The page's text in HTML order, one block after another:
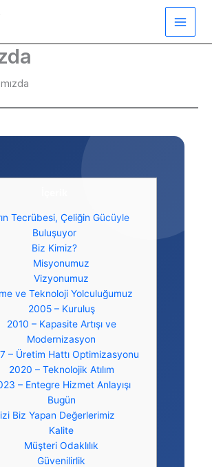
Tecrübesi, Çeliğin Gücüyle
Buluşuyor
Biz Kimiz?
Misyonumuz
Vizyonumuz
ve Teknoloji Yolculuğumuz
2005 – Kuruluş
2010 – Kapasite Artışı ve
Modernizasyon
– Üretim Hattı Optimizasyonu
2020 – Teknolojik Atılım
– Entegre Hizmet Anlayışı
Bugün
Biz Yapan Değerlerimiz
Kalite
Müşteri Odaklılık
Güvenilirlik